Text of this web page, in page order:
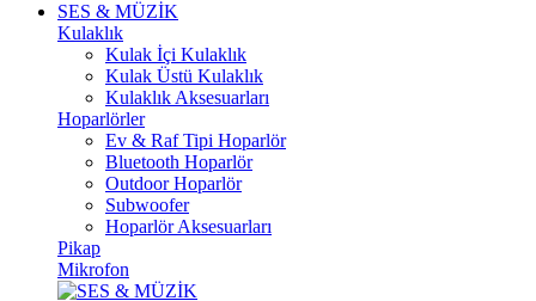
SES & MÜZİK
Kulaklık
Kulak İçi Kulaklık
Kulak Üstü Kulaklık
Kulaklık Aksesuarları
Hoparlörler
Ev & Raf Tipi Hoparlör
Bluetooth Hoparlör
Outdoor Hoparlör
Subwoofer
Hoparlör Aksesuarları
Pikap
Mikrofon